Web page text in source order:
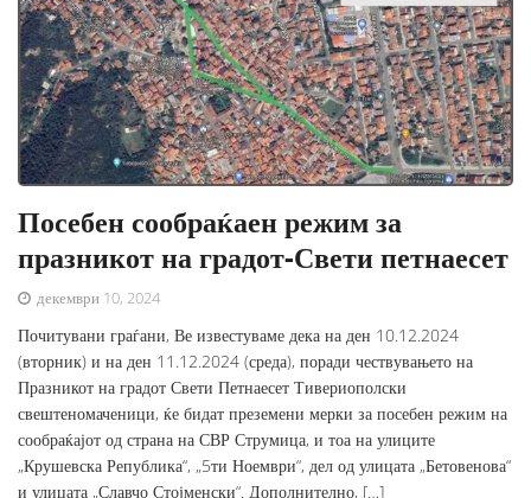
Посебен сообраќаен режим за
празникот на градот-Свети петнаесет
декември 10, 2024
Почитувани граѓани, Ве известуваме дека на ден 10.12.2024
(вторник) и на ден 11.12.2024 (среда), поради чествувањето на
Празникот на градот Свети Петнаесет Тивериополски
свештеномаченици, ќе бидат преземени мерки за посебен режим на
сообраќајот од страна на СВР Струмица, и тоа на улиците
„Крушевска Република“, „5ти Ноември“, дел од улицата „Бетовенова“
и улицата „Славчо Стојменски“. Дополнително, […]